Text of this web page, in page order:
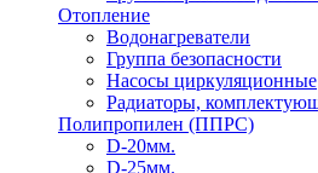
Отопление
Водонагреватели
Группа безопасности
Насосы циркуляционные
Радиаторы,
Полипропилен (ППРС)
D-20мм.
D-25мм.